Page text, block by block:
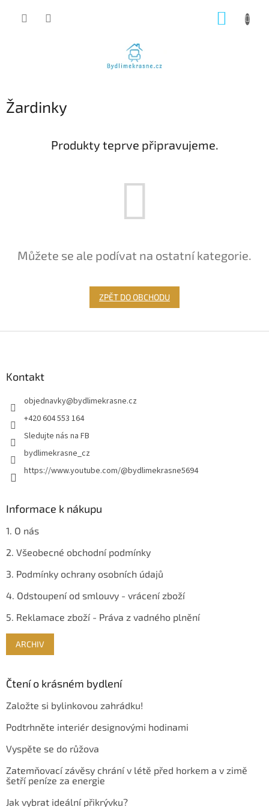
Žardinky
Produkty teprve připravujeme.
Můžete se ale podívat na ostatní kategorie.
ZPĚT DO OBCHODU
Kontakt
objednavky@bydlimekrasne.cz
+420 604 553 164
Sledujte nás na FB
bydlimekrasne_cz
https://www.youtube.com/@bydlimekrasne5694
Informace k nákupu
1. O nás
2. Všeobecné obchodní podmínky
3. Podmínky ochrany osobních údajů
4. Odstoupení od smlouvy - vrácení zboží
5. Reklamace zboží - Práva z vadného plnění
ARCHIV
Čtení o krásném bydlení
Založte si bylinkovou zahrádku!
Podtrhněte interiér designovými hodinami
Vyspěte se do růžova
Zatemňovací závěsy chrání v létě před horkem a v zimě
šetří peníze za energie
Jak vybrat ideální přikrývku?